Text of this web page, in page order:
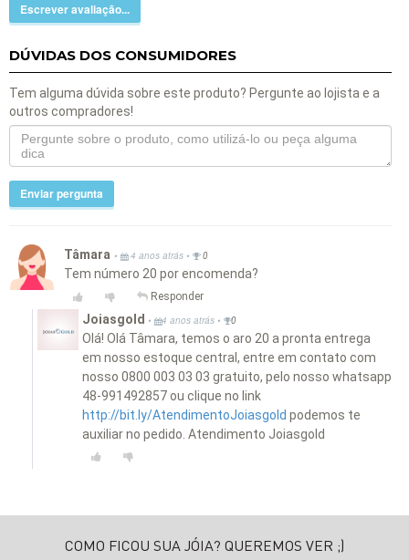
Escrever avaliação...
DÚVIDAS DOS CONSUMIDORES
Tem alguma dúvida sobre este produto? Pergunte ao lojista e a
outros compradores!
Enviar pergunta
Tâmara • 4 anos atrás • 0
Tem número 20 por encomenda?
Responder
Joiasgold • 4 anos atrás • 0
Olá! Olá Tâmara, temos o aro 20 a pronta entrega
em nosso estoque central, entre em contato com
nosso 0800 003 03 03 gratuito, pelo nosso whatsapp
48-991492857 ou clique no link
http://bit.ly/AtendimentoJoiasgold podemos te
auxiliar no pedido. Atendimento Joiasgold
COMO FICOU SUA JÓIA? QUEREMOS VER ;)